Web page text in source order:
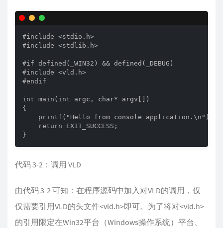
#include <stdio.h>
#include <stdlib.h>
#if defined(_WIN32) && defined(_DEBUG)
#include <vld.h>
#endif
int main(int argc, char* argv[])
{
    printf("Hello from console application.\n");
    return EXIT_SUCCESS;
}
代码 3-2：调用 VLD
由代码 3-2 可知：在程序源码中加入对VLD的调用，仅
仅需要引用VLD的头文件<vld.h>即可。为了将对<vld.h>
的引用限定在Win32平台（Windows操作系统）平台、